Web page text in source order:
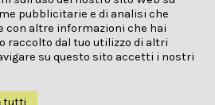
nell'ambito della
n. 841850.
pubblicitarie e di analisi che
con altre informazioni che hai
raccolto dal tuo utilizzo di altri
su questo sito accetti i nostri
tutti